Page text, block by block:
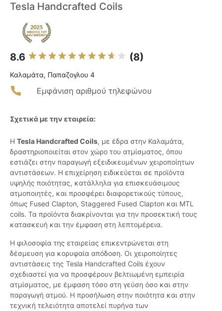
Tesla Handcrafted Coils
8.6 (8)
Καλαμάτα, Παπαζογλου 4
Εμφάνιση αριθμού τηλεφώνου
Σχετικά με την εταιρεία:
Η Tesla Handcrafted Coils, με έδρα στην Καλαμάτα,
δραστηριοποιείται στον χώρο του ατμίσματος, όπου
εστιάζει στην παραγωγή εξειδικευμένων χειροποίητων
αντιστάσεων. Η επιχείρηση ειδικεύεται σε προϊόντα
υψηλής ποιότητας, κατάλληλα για επισκευάσιμους
ατμοποιητές, και προσφέρει διαφορετικούς τύπους,
όπως Fused Clapton, Staggered Fused Clapton και MTL
coils. Τα προϊόντα διακρίνονται για την προσεκτική τους
κατασκευή και την έμφαση στη λεπτομέρεια.
Η φιλοσοφία της εταιρείας επικεντρώνεται στη
δέσμευση για κορυφαία απόδοση. Οι χειροποίητες
αντιστάσεις της Tesla Handcrafted Coils έχουν
σχεδιαστεί για να προσφέρουν βελτιωμένη εμπειρία
ατμίσματος, με έμφαση τόσο στη γεύση όσο και στην
παραγωγή ατμού. Η προσήλωση στην ποιότητα και στην
τεχνική τελειότητα αποτελεί πυρήνα των